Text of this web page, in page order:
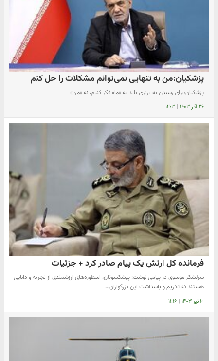
پزشکیان:من به تنهایی نمی‌توانم مشکلات را حل کنم
پزشکیان:برای رسیدن به برتری باید به «ما» فکر کنیم، نه «من»
۲۶ آذر ۱۴۰۳ | ۱۲:۳
فرمانده کل ارتش یک پیام صادر کرد + جزئیات
سرلشکر موسوی در پیامی نوشت: پیشکسوتان، اسطوره‌های ارزشمندی از تجربه و دانایی
هستند که تکریم و پاسداشت این بزرگواران،…
۱۰ تیر ۱۴۰۳ | ۱۱:۱۶